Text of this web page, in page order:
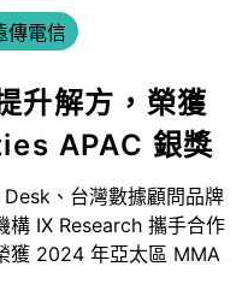
傳電信
升解方，榮獲
APAC 銀獎
、台灣數據顧問品牌
構 IX Research 攜手合作
獲 2024 年亞太區 MMA